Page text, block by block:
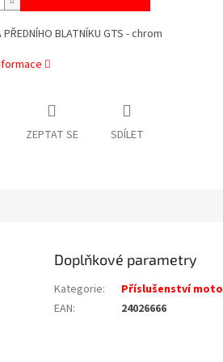
PŘEDNÍHO BLATNÍKU GTS - chrom
ZEPTAT SE SDÍLET
Doplňkové parametry
Kategorie:
Příslušenství moto
EAN: 24026666